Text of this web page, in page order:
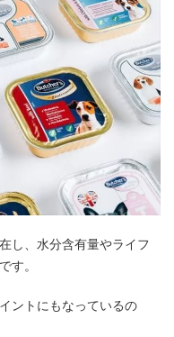
し、水分含有量やライフ
す。
ントにもなっているの